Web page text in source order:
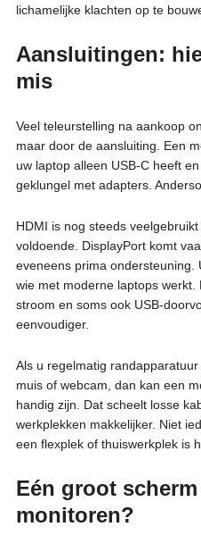
lichamelijke klachten op te
Aansluitingen:
mis
Veel teleurstelling na aankoop
maar door de aansluiting. Een
uw laptop alleen USB-C heeft
geklungel met adapters.
HDMI is nog steeds
voldoende. DisplayPort komt
eveneens prima ondersteuning.
wie met moderne laptops
stroom en soms ook USB-
eenvoudiger.
Als u regelmatig
muis of webcam, dan kan een
handig zijn. Dat scheelt losse
werkplekken makkelijker. Niet
een flexplek of thuiswerkplek is
Eén groot
monitoren?